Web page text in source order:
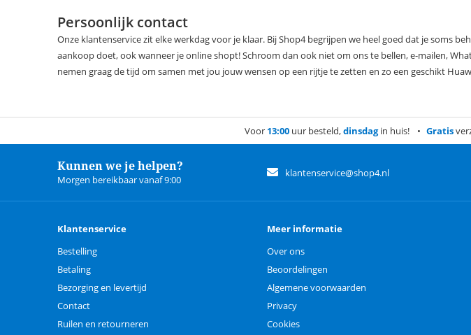
Persoonlijk contact
Onze klantenservice zit elke werkdag voor je klaar. Bij Shop4 begrijpen we heel goed dat je soms
aankoop doet, ook wanneer je online shopt! Schroom dan ook niet om ons te bellen, e-mailen,
nemen graag de tijd om samen met jou jouw wensen op een rijtje te zetten en zo een geschikt
Voor 13:00uur besteld,dinsdagin huis! Gratis
Kunnen we je helpen?
Morgen bereikbaar vanaf 9:00
klantenservice@shop4.nl
Klantenservice
Bestelling
Betaling
Bezorging en levertijd
Contact
Ruilen en retourneren
Meer informatie
Over ons
Beoordelingen
Algemene voorwaarden
Privacy
Cookies